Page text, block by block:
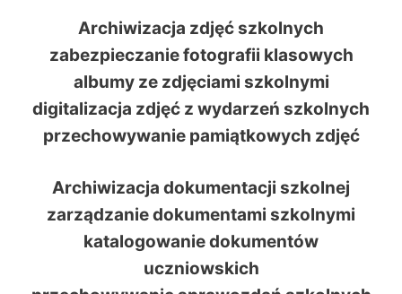
Archiwizacja zdjęć szkolnych
zabezpieczanie fotografii klasowych
albumy ze zdjęciami szkolnymi
digitalizacja zdjęć z wydarzeń szkolnych
przechowywanie pamiątkowych zdjęć
Archiwizacja dokumentacji szkolnej
zarządzanie dokumentami szkolnymi
katalogowanie dokumentów
uczniowskich